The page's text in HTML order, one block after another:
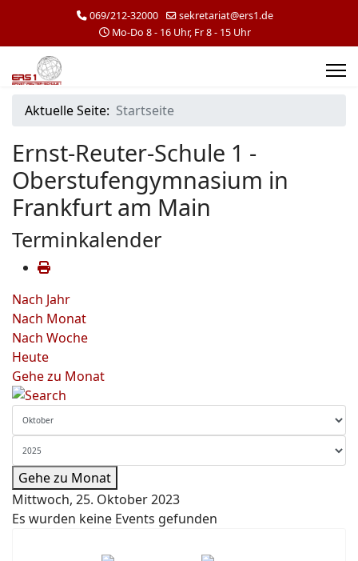
069/212-32000
sekretariat@ers1.de
Mo-Do 8 - 16 Uhr, Fr 8 - 15 Uhr
Aktuelle Seite: Startseite
Ernst-Reuter-Schule 1 -
Oberstufengymnasium in
Frankfurt am Main
Terminkalender
Nach Jahr
Nach Monat
Nach Woche
Heute
Gehe zu Monat
Gehe zu Monat
Mittwoch, 25. Oktober 2023
Es wurden keine Events gefunden